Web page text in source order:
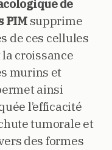
de
PIMsupprime
de ces cellules
croissance
murins et
ainsi
l’efficacité
tumorale et
des formes